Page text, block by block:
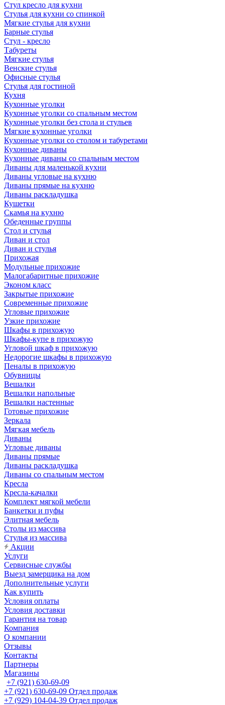
Стул кресло для кухни
Стулья для кухни со спинкой
Мягкие стулья для кухни
Барные стулья
Стул - кресло
Табуреты
Мягкие стулья
Венские стулья
Офисные стулья
Стулья для гостиной
Кухня
Кухонные уголки
Кухонные уголки со спальным местом
Кухонные уголки без стола и стульев
Мягкие кухонные уголки
Кухонные уголки со столом и табуретами
Кухонные диваны
Кухонные диваны со спальным местом
Диваны для маленькой кухни
Диваны угловые на кухню
Диваны прямые на кухню
Диваны раскладушка
Кушетки
Скамья на кухню
Обеденные группы
Стол и стулья
Диван и стол
Диван и стулья
Прихожая
Модульные прихожие
Малогабаритные прихожие
Эконом класс
Закрытые прихожие
Современные прихожие
Угловые прихожие
Узкие прихожие
Шкафы в прихожую
Шкафы-купе в прихожую
Угловой шкаф в прихожую
Недорогие шкафы в прихожую
Пеналы в прихожую
Обувницы
Вешалки
Вешалки напольные
Вешалки настенные
Готовые прихожие
Зеркала
Мягкая мебель
Диваны
Угловые диваны
Диваны прямые
Диваны раскладушка
Диваны со спальным местом
Кресла
Кресла-качалки
Комплект мягкой мебели
Банкетки и пуфы
Элитная мебель
Столы из массива
Стулья из массива
Акции
Услуги
Сервисные службы
Выезд замерщика на дом
Дополнительные услуги
Как купить
Условия оплаты
Условия доставки
Гарантия на товар
Компания
О компании
Отзывы
Контакты
Партнеры
Магазины
+7 (921) 630-69-09
+7 (921) 630-69-09 Отдел продаж
+7 (929) 104-04-39 Отдел продаж